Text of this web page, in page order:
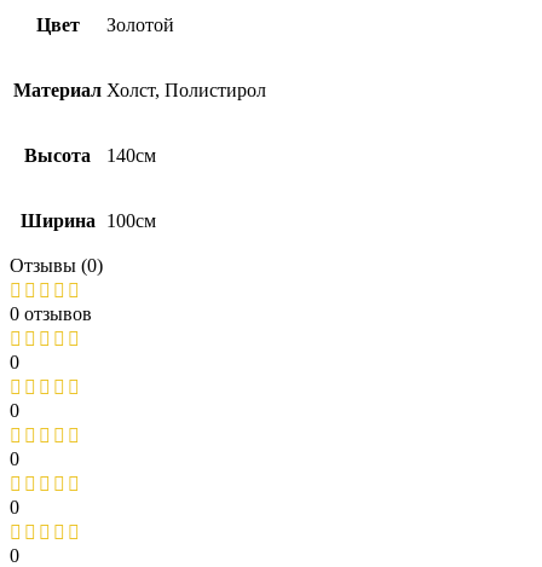
Цвет Золотой
Материал Холст, Полистирол
Высота 140см
Ширина 100см
Отзывы (0)
0 отзывов
0
0
0
0
0